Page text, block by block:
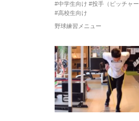
#中学生向け #投手（ピッチャー
#高校生向け
野球練習メニュー